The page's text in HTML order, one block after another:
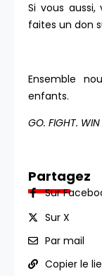
Si vous aussi,
faites un don
Ensemble
enfants.
GO. FIGHT. WIN
Partagez
Sur
Sur X
Par mail
Copier le